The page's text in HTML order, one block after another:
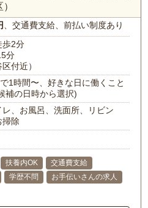
、交通費支給、前払い制度あり
歩2分
分
付近）
1時間〜、好きな日に働くこと
補の日時から選択)
、お風呂、洗面所、リビン
掃除
扶養内OK
交通費支給
学歴不問
お手伝いさんの求人